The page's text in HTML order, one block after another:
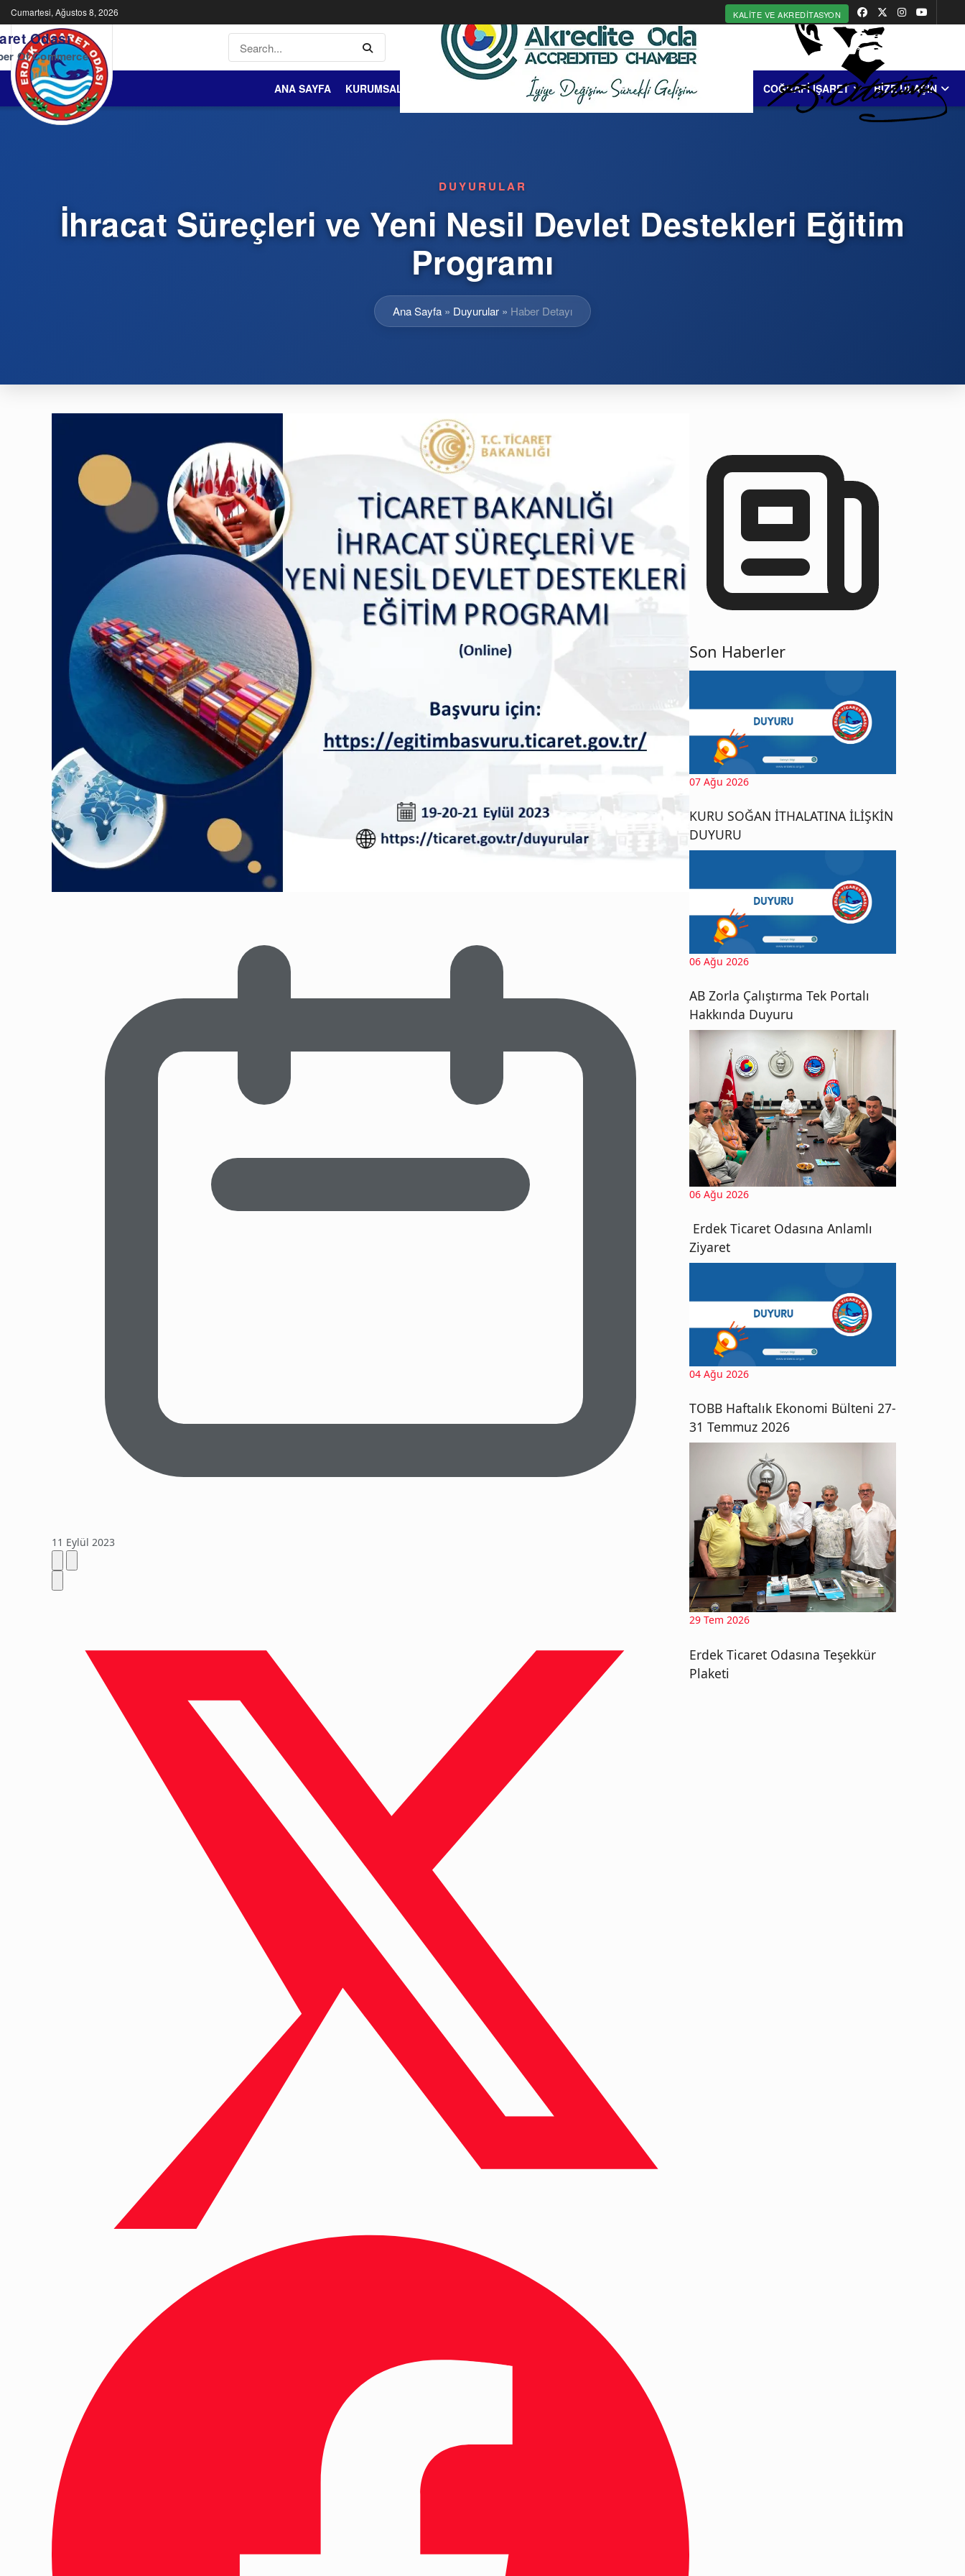
Cumartesi, Ağustos 8, 2026 KALITE VE AKREDITASYON
Odası
Of Commerce
ANA SAYFA KURUMSAL DIŞ TİCARET BİLGİ MERKEZİ COĞRAFİ İŞARET BİZE ULAŞIN
DUYURULAR
İhracat Süreçleri ve Yeni Nesil Devlet Destekleri Eğitim
Programı
Ana Sayfa » Duyurular » Haber Detayı
11 Eylül 2023
Son Haberler
07 Ağu 2026
KURU SOĞAN İTHALATINA İLİŞKİN
DUYURU
06 Ağu 2026
AB Zorla Çalıştırma Tek Portalı
Hakkında Duyuru
06 Ağu 2026
Erdek Ticaret Odasına Anlamlı
Ziyaret
04 Ağu 2026
TOBB Haftalık Ekonomi Bülteni 27-
31 Temmuz 2026
29 Tem 2026
Erdek Ticaret Odasına Teşekkür
Plaketi